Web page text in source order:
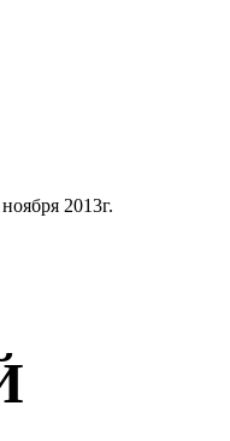
2013г.